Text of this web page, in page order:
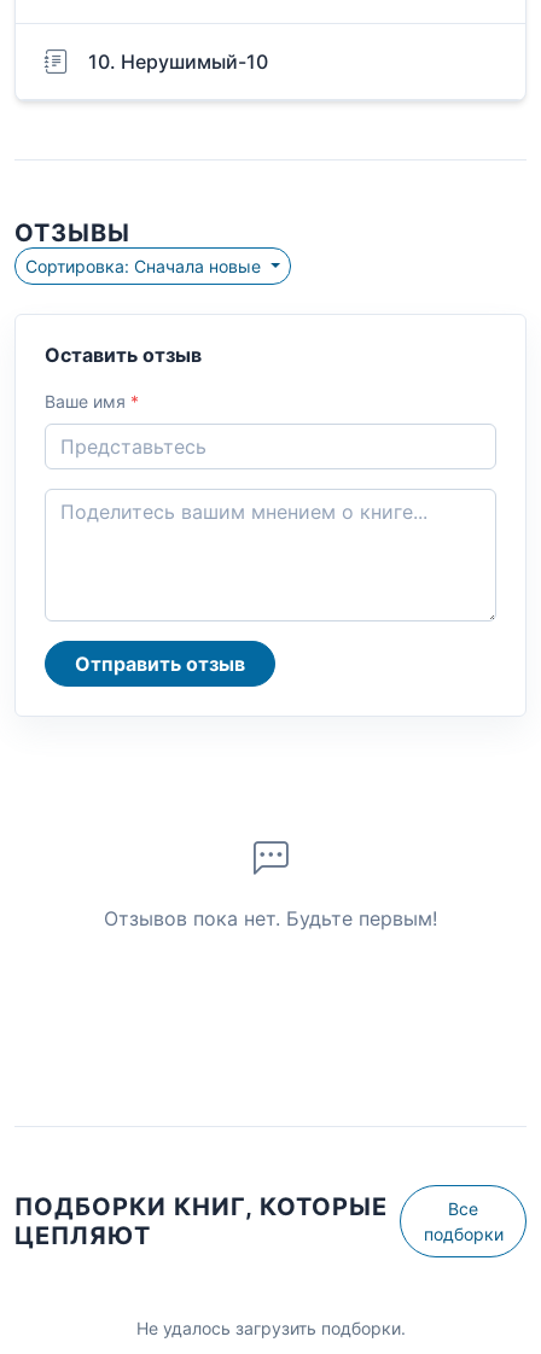
10. Нерушимый-10
ОТЗЫВЫ
Сортировка: Сначала новые
Оставить отзыв
Ваше имя *
Отправить отзыв
Отзывов пока нет. Будьте первым!
ПОДБОРКИ КНИГ, КОТОРЫЕ
ЦЕПЛЯЮТ
Все
подборки
Не удалось загрузить подборки.